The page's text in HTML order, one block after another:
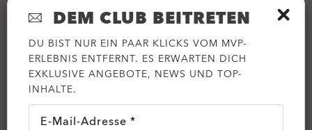
DEM CLUB BEITRETEN
DU BIST NUR EIN PAAR KLICKS VOM MVP-
ERLEBNIS ENTFERNT. ES ERWARTEN DICH
EXKLUSIVE ANGEBOTE, NEWS UND TOP-
INHALTE.
E-Mail-Adresse *